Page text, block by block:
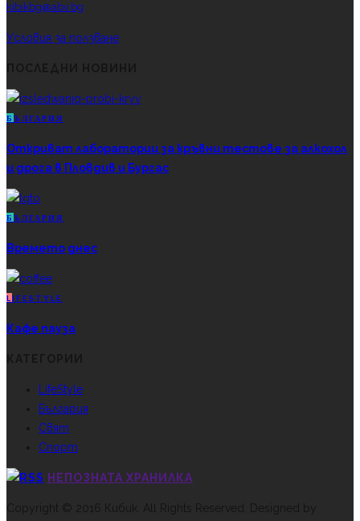
kibikbg@abv.bg
Условия за ползване
Б ЪЛГАРИЯ
Откриват лаборатории за кръвни тестове за алкохол
и дрога в Пловдив и Бургас
Б ЪЛГАРИЯ
Времето днес
L IFESTYLE
Кафе пауза
LifeStyle
България
Свят
Спорт
НЕПОЗНАТА ХРАНИЛКА
Copyright © 2016 Кибик. All Rights Reserved. Designed by